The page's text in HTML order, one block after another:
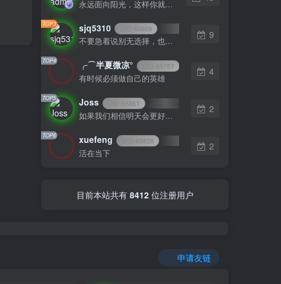
永远面向阳光，这样你就看不见阴影了
TOP3 sjq5310 65809
不要急着说别无选择，也许、下个路口就会遇见希望
9
TOP4 ╭⌒半夏微凉° 65787
有时候必须做自己的英雄
4
TOP5 Joss 65851
如果我们相信明天会更好，今天就能承受艰辛
2
TOP6 xuefeng 65828
活在当下
2
目前本站共有 8412位注册用户
申请友链